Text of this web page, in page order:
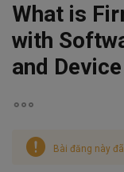
What is
with
and
Bài đăng này